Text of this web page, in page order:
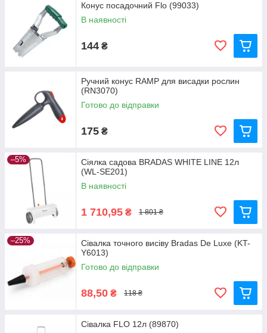
Конус посадочний Flo (99033)
В наявності
144 ₴
Ручний конус RAMP для висадки рослин
(RN3070)
Готово до відправки
175 ₴
–5%
Сіялка садова BRADAS WHITE LINE 12л
(WL-SE201)
В наявності
1 710,95 ₴ 1 801 ₴
–25%
Сівалка точного висіву Bradas De Luxe (KT-
Y6013)
Готово до відправки
88,50 ₴ 118 ₴
Сівалка FLO 12л (89870)